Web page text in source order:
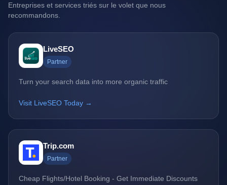
Entreprises et services triés sur le volet que nous
recommandons.
LiveSEO
Partner
Turn your search data into more organic traffic
Visit LiveSEO Today →
Trip.com
Partner
Cheap Flights/Hotel Booking - Get Immediate Discounts